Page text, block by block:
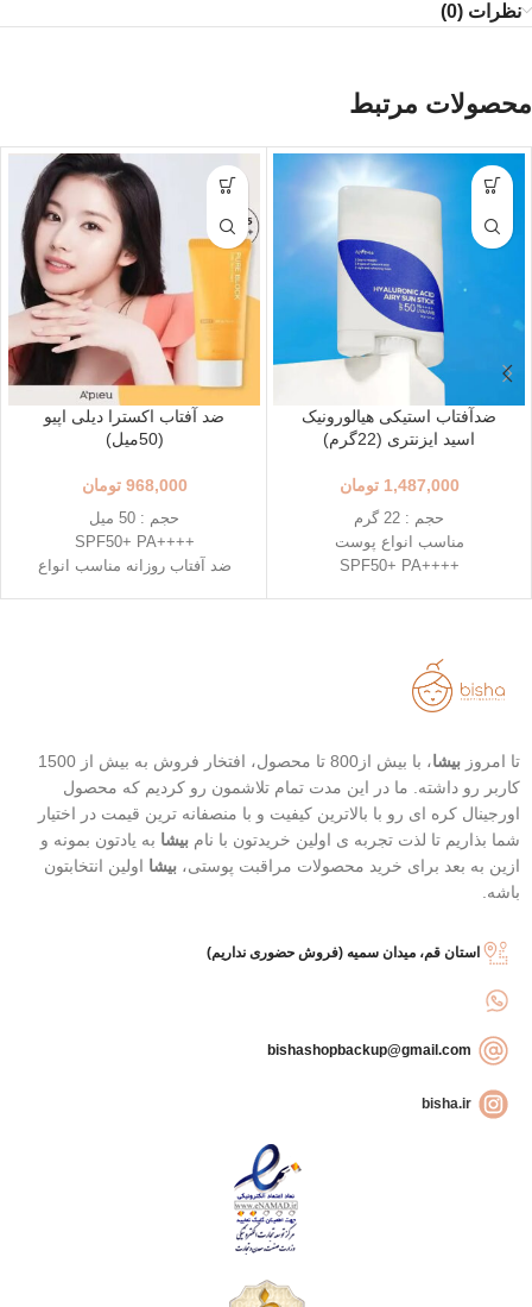
نظرات (0)
محصولات مرتبط
ضدآفتاب استیکی هیالورونیک
اسید ایزنتری (22گرم)
1,487,000 تومان
حجم : 22 گرم
مناسب انواع پوست
++++SPF50+ PA
تاریخ انقضاء : 2026/03/04
ضد آفتاب اکسترا دیلی اپیو
(50میل)
968,000 تومان
حجم : 50 میل
++++SPF50+ PA
ضد آفتاب روزانه مناسب انواع
تا امروز بیشا
، با بیش از800 تا محصول، افتخار فروش به بیش از 1500
کاربر رو داشته. ما در این مدت تمام تلاشمون رو کردیم که محصول
اورجینال کره ای رو با بالاترین کیفیت و با منصفانه ترین قیمت در اختیار
شما بذاریم تا لذت تجربه ی اولین خریدتون با نام بیشا به یادتون بمونه و
ازین به بعد برای خرید محصولات مراقبت پوستی، بیشا اولین انتخابتون
باشه.
استان قم، میدان سمیه (فروش حضوری نداریم)
bisha.ir